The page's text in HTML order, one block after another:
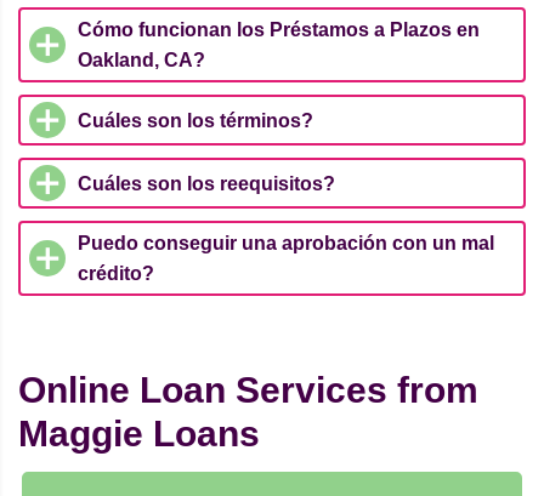
Cómo funcionan los Préstamos a Plazos en
Oakland, CA?
Cuáles son los términos?
Cuáles son los reequisitos?
Puedo conseguir una aprobación con un mal
crédito?
Online Loan Services from
Maggie Loans